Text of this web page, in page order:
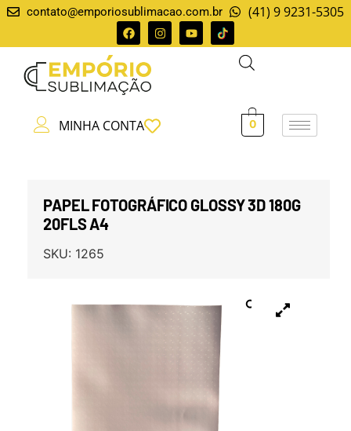
contato@emporiosublimacao.com.br (41) 9 9231-5305
MINHA CONTA 0
PAPEL FOTOGRÁFICO GLOSSY 3D 180G
20FLS A4
SKU: 1265